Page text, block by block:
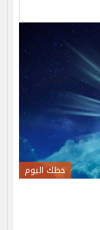
حظك اليوم